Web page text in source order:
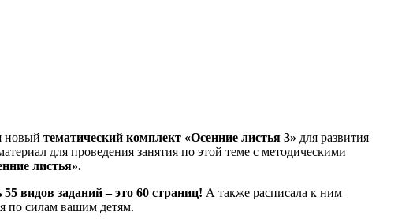
новый тематический комплект «Осенние листья 3» для развития
для проведения занятия по этой теме с методическими
листья».
55 видов заданий – это 60 страниц! А также расписала к ним
по силам вашим детям.